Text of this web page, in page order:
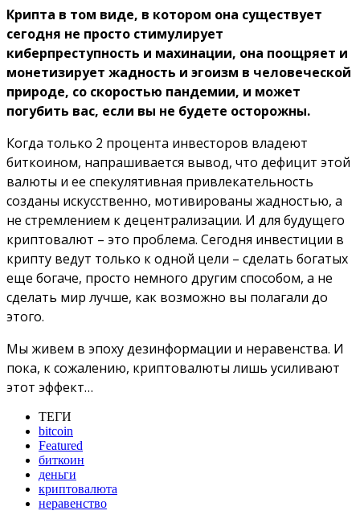
Крипта в том виде, в котором она существует
сегодня не просто стимулирует
киберпреступность и махинации, она поощряет и
монетизирует жадность и эгоизм в человеческой
природе, со скоростью пандемии, и может
погубить вас, если вы не будете осторожны.
Когда только 2 процента инвесторов владеют
биткоином, напрашивается вывод, что дефицит этой
валюты и ее спекулятивная привлекательность
созданы искусственно, мотивированы жадностью, а
не стремлением к децентрализации. И для будущего
криптовалют – это проблема. Сегодня инвестиции в
крипту ведут только к одной цели – сделать богатых
еще богаче, просто немного другим способом, а не
сделать мир лучше, как возможно вы полагали до
этого.
Мы живем в эпоху дезинформации и неравенства. И
пока, к сожалению, криптовалюты лишь усиливают
этот эффект…
ТЕГИ
bitcoin
Featured
биткоин
деньги
криптовалюта
неравенство